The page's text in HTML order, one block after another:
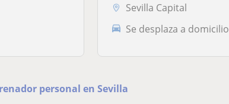
Sevilla Capital
Se desplaza a domicilio
personal en Sevilla